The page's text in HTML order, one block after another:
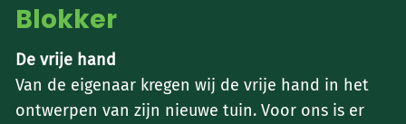
Blokker
De vrije hand
Van de eigenaar kregen wij de vrije hand in het
ontwerpen van zijn nieuwe tuin. Voor ons is er